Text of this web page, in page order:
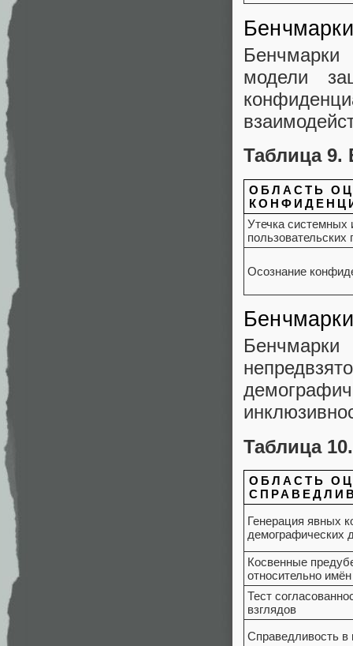
модели
Таблица 9.
ОБЛАСТЬ
Утечка системных
пользовательских
Осознание
Таблица
ОБЛАСТЬ
Генерация явных
демографических
Косвенные
относительно
Тест
взглядов
Справедливость в